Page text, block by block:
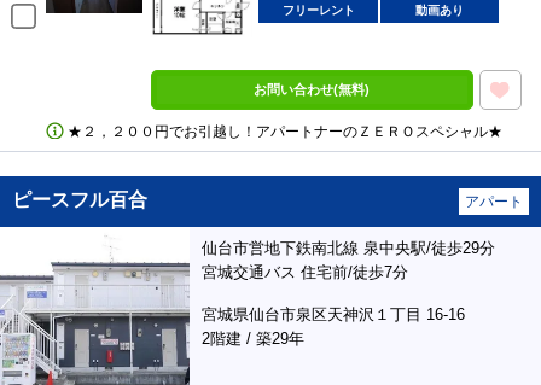
フリーレント 動画あり
お問い合わせ(無料)
★２，２００円でお引越し！アパートナーのＺＥＲＯスペシャル★
ピースフル百合 アパート
仙台市営地下鉄南北線 泉中央駅/徒歩29分
宮城交通バス 住宅前/徒歩7分
宮城県仙台市泉区天神沢１丁目 16-16
2階建 / 築29年